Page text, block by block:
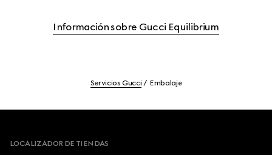
Información sobre Gucci Equilibrium
Servicios Gucci Embalaje
LOCALIZADOR DE TIENDAS